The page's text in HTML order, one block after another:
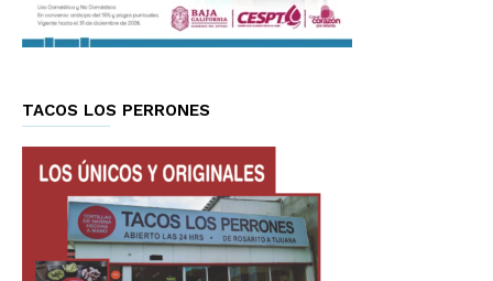
TACOS LOS PERRONES